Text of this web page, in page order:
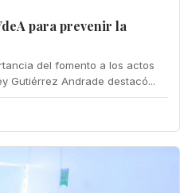
‎para prevenir la
del fomento a los actos
Gutiérrez Andrade destacó...